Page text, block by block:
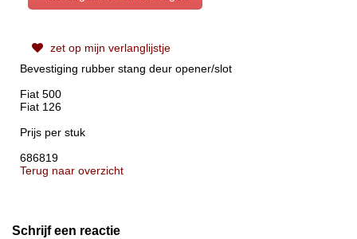
zet op mijn verlanglijstje
Bevestiging rubber stang deur opener/slot
Fiat 500
Fiat 126
Prijs per stuk
686819
Terug naar overzicht
Schrijf een reactie